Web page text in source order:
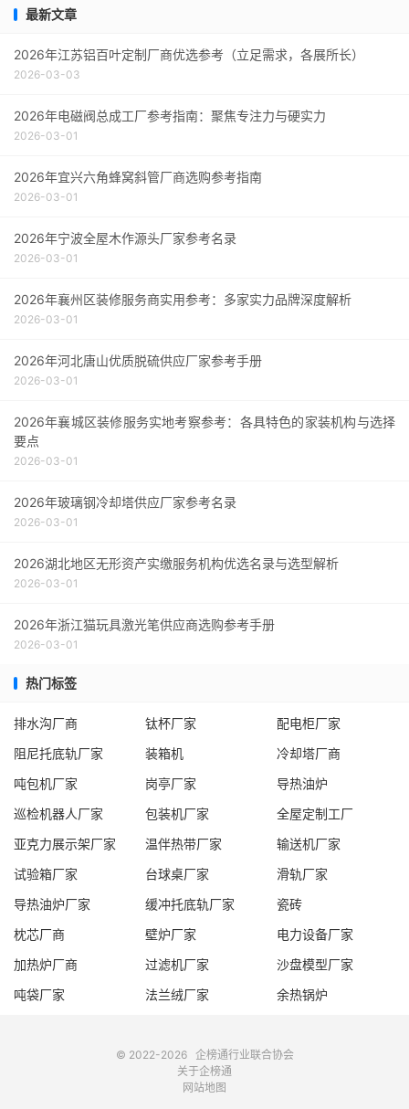
最新文章
2026年江苏铝百叶定制厂商优选参考（立足需求，各展所长）
2026-03-03
2026年电磁阀总成工厂参考指南：聚焦专注力与硬实力
2026-03-01
2026年宜兴六角蜂窝斜管厂商选购参考指南
2026-03-01
2026年宁波全屋木作源头厂家参考名录
2026-03-01
2026年襄州区装修服务商实用参考：多家实力品牌深度解析
2026-03-01
2026年河北唐山优质脱硫供应厂家参考手册
2026-03-01
2026年襄城区装修服务实地考察参考：各具特色的家装机构与选择
要点
2026-03-01
2026年玻璃钢冷却塔供应厂家参考名录
2026-03-01
2026湖北地区无形资产实缴服务机构优选名录与选型解析
2026-03-01
2026年浙江猫玩具激光笔供应商选购参考手册
2026-03-01
热门标签
排水沟厂商 钛杯厂家
配电柜厂家
阻尼托底轨厂家
装箱机
冷却塔厂商
吨包机厂家
岗亭厂家
导热油炉
巡检机器人厂家
包装机厂家
全屋定制工厂
亚克力展示架厂家
温伴热带厂家
输送机厂家
试验箱厂家
台球桌厂家
滑轨厂家
导热油炉厂家
缓冲托底轨厂家
瓷砖
枕芯厂商
壁炉厂家
电力设备厂家
加热炉厂商
过滤机厂家
沙盘模型厂家
吨袋厂家
法兰绒厂家 余热锅炉
© 2022-2026 企榜通行业联合协会
关于企榜通
网站地图